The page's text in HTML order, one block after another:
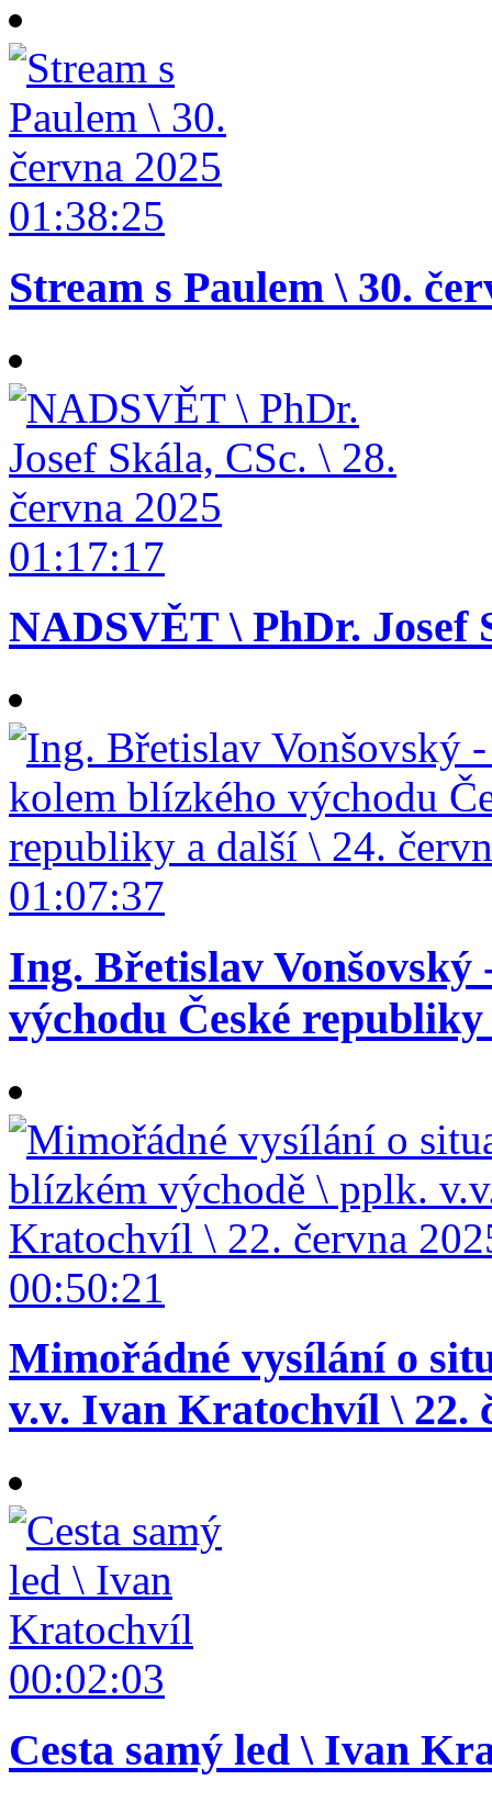
01:38:25
Stream s Paulem \ 30.
01:17:17
NADSVĚT \ PhDr. Josef
01:07:37
Ing. Břetislav Vonšovský
východu České
00:50:21
Mimořádné vysílání o
v.v. Ivan Kratochvíl \ 22.
00:02:03
Cesta samý led \ Ivan